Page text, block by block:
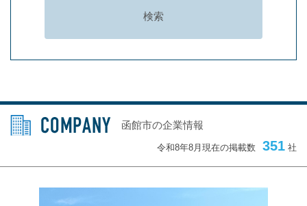
函館市の企業情報
令和8年8月現在の掲載数 351 社